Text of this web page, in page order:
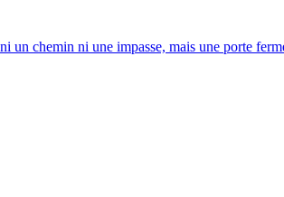
un chemin ni une impasse, mais une porte